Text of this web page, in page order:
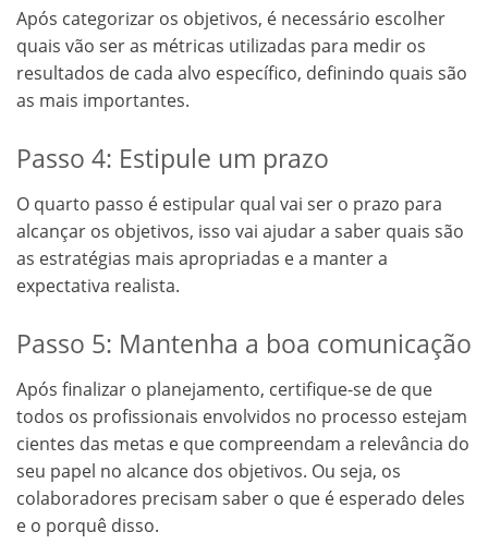
Após categorizar os objetivos, é necessário escolher
quais vão ser as métricas utilizadas para medir os
resultados de cada alvo específico, definindo quais são
as mais importantes.
Passo 4: Estipule um prazo
O quarto passo é estipular qual vai ser o prazo para
alcançar os objetivos, isso vai ajudar a saber quais são
as estratégias mais apropriadas e a manter a
expectativa realista.
Passo 5: Mantenha a boa comunicação
Após finalizar o planejamento, certifique-se de que
todos os profissionais envolvidos no processo estejam
cientes das metas e que compreendam a relevância do
seu papel no alcance dos objetivos. Ou seja, os
colaboradores precisam saber o que é esperado deles
e o porquê disso.